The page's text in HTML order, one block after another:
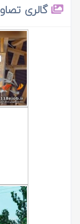
گالری